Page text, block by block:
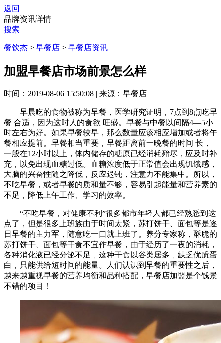
返回
品牌资讯详情
搜索
餐饮杰 > 早餐店 > 早餐店资讯
加盟早餐店市场前景怎么样
时间：2019-08-06 15:50:08 | 来源：早餐店
早晨吃的食物被称为早餐，医学研究证明，7点到8点吃早
餐 合适，因为这时人的食欲 旺盛。早餐与中餐以间隔4—5小
时左右为好。如果早餐较早，那么数量应该相应增加或者将午
餐相应提前。早餐相当重要，早餐距离前一晚餐的时间 长，
一般在12小时以上，体内储存的糖原已经消耗殆尽，应及时补
充，以免出现血糖过低。血糖浓度低于正常值会出现饥饿感，
大脑的兴奋性随之降低，反应迟钝，注意力不能集中。所以，
不吃早餐，或者早餐的质和量不够，容易引起能量和营养素的
不足，降低上午工作、学习的效率。
“不吃早餐，对健康不利”很多都市年轻人都已经熟悉到这
点了，但是很多上班族由于时间太紧，苏打饼干、面包等是逐
日早餐的主力军，随意吃一口就上班了。养分专家称，酥脆的
苏打饼干、面包等干食不宜作早餐，由于经历了一夜的消耗，
各种消化液已经分泌不足，这种干食以谷类居多，缺乏优质蛋
白，只能供给短时间的能量。人们认识到早餐的重要性之后，
越来越重视早餐的营养均衡和品种搭配，早餐店加盟是个钱景
不错的项目！